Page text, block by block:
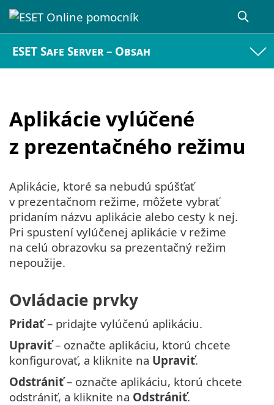
ESET Safe Server – Obsah
Aplikácie vylúčené
z prezentačného režimu
Aplikácie, ktoré sa nebudú spúšťať
v prezentačnom režime, môžete vybrať
pridaním názvu aplikácie alebo cesty k nej.
Pri spustení vylúčenej aplikácie v režime
na celú obrazovku sa prezentačný režim
nepoužije.
Ovládacie prvky
Pridať– pridajte vylúčenú aplikáciu.
Upraviť– označte aplikáciu, ktorú chcete
konfigurovať, a kliknite na Upraviť.
Odstrániť– označte aplikáciu, ktorú chcete
odstrániť, a kliknite na Odstrániť.